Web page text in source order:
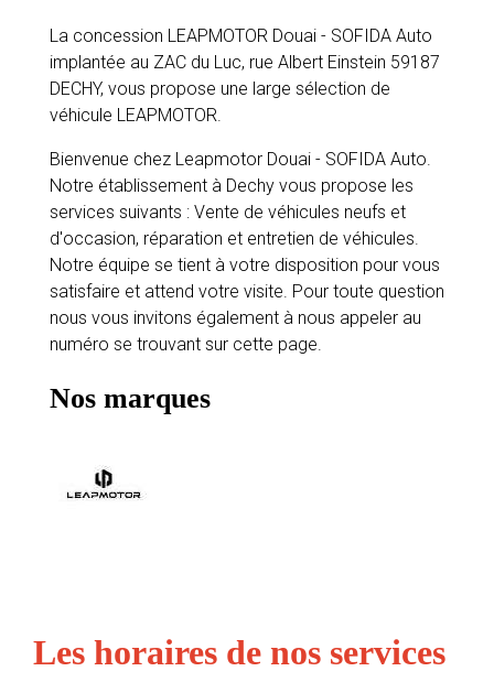
La concession LEAPMOTOR Douai - SOFIDA Auto
implantée au ZAC du Luc, rue Albert Einstein 59187
DECHY, vous propose une large sélection de
véhicule LEAPMOTOR.
Bienvenue chez Leapmotor Douai - SOFIDA Auto.
Notre établissement à Dechy vous propose les
services suivants : Vente de véhicules neufs et
d'occasion, réparation et entretien de véhicules.
Notre équipe se tient à votre disposition pour vous
satisfaire et attend votre visite. Pour toute question
nous vous invitons également à nous appeler au
numéro se trouvant sur cette page.
Nos marques
Les horaires de nos services